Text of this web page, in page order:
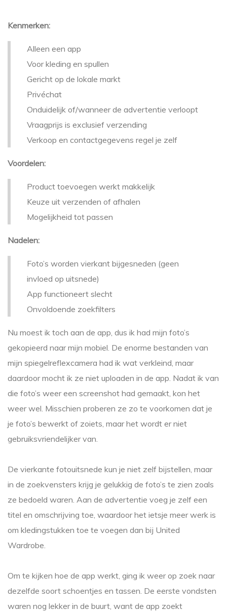
Kenmerken:
Alleen een app
Voor kleding en spullen
Gericht op de lokale markt
Privéchat
Onduidelijk of/wanneer de advertentie verloopt
Vraagprijs is exclusief verzending
Verkoop en contactgegevens regel je zelf
Voordelen:
Product toevoegen werkt makkelijk
Keuze uit verzenden of afhalen
Mogelijkheid tot passen
Nadelen:
Foto’s worden vierkant bijgesneden (geen
invloed op uitsnede)
App functioneert slecht
Onvoldoende zoekfilters
Nu moest ik toch aan de app, dus ik had mijn foto’s
gekopieerd naar mijn mobiel. De enorme bestanden van
mijn spiegelreflexcamera had ik wat verkleind, maar
daardoor mocht ik ze niet uploaden in de app. Nadat ik van
die foto’s weer een screenshot had gemaakt, kon het
weer wel. Misschien proberen ze zo te voorkomen dat je
je foto’s bewerkt of zoiets, maar het wordt er niet
gebruiksvriendelijker van.
De vierkante fotouitsnede kun je niet zelf bijstellen, maar
in de zoekvensters krijg je gelukkig de foto’s te zien zoals
ze bedoeld waren. Aan de advertentie voeg je zelf een
titel en omschrijving toe, waardoor het ietsje meer werk is
om kledingstukken toe te voegen dan bij United
Wardrobe.
Om te kijken hoe de app werkt, ging ik weer op zoek naar
dezelfde soort schoentjes en tassen. De eerste vondsten
waren nog lekker in de buurt, want de app zoekt